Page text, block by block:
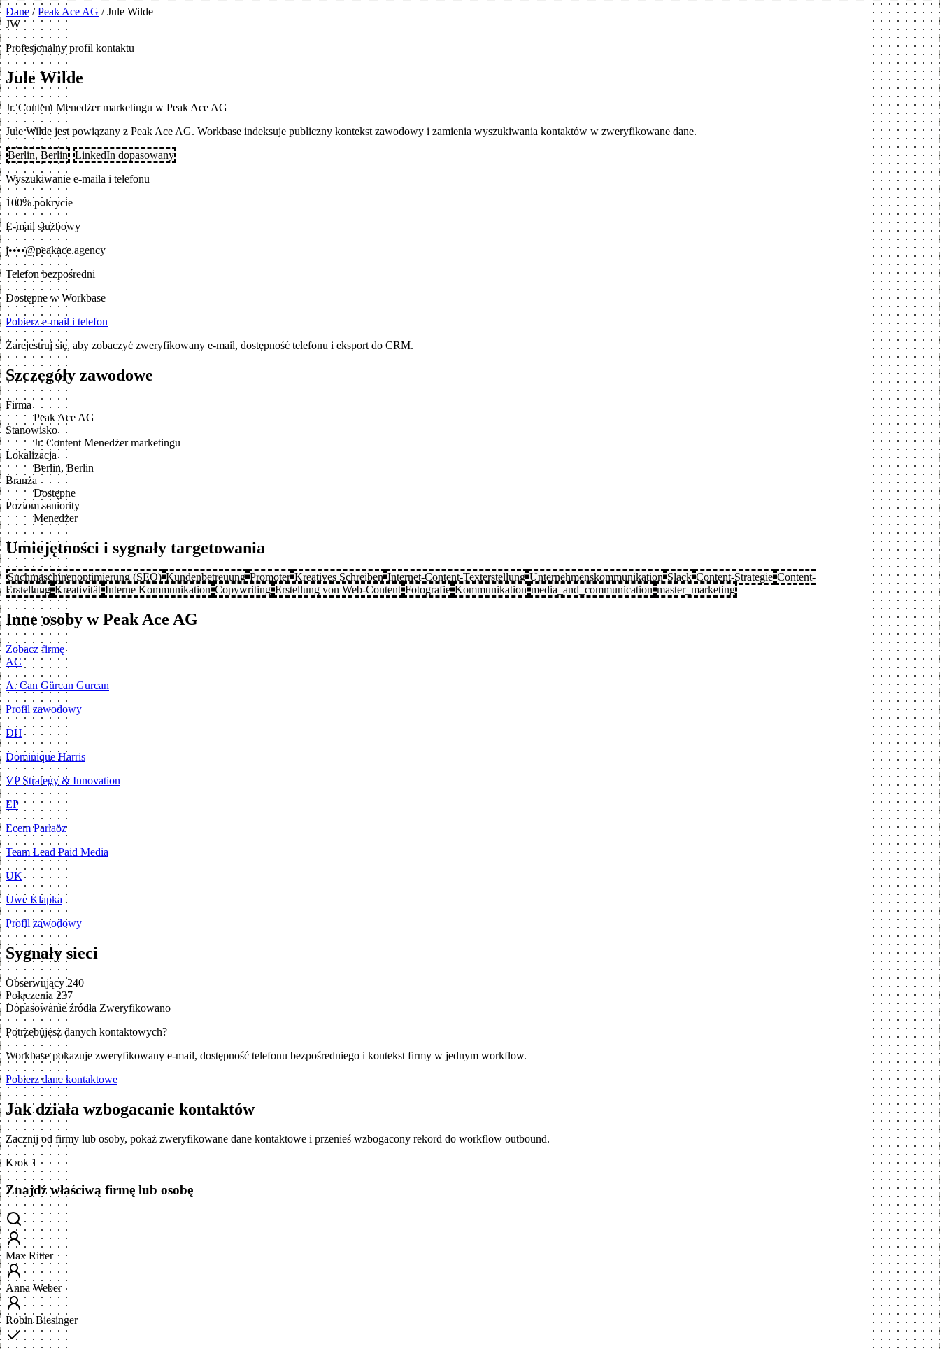
Dane / Peak Ace AG / Jule Wilde
JW
Profesjonalny profil kontaktu
Jule Wilde
Jr. Content Menedżer marketingu w Peak Ace AG
Jule Wilde jest powiązany z Peak Ace AG. Workbase indeksuje publiczny kontekst zawodowy i zamienia wyszukiwania kontaktów w zweryfikowane dane.
Berlin, Berlin
LinkedIn dopasowany
Wyszukiwanie e-maila i telefonu
100% pokrycie
E-mail służbowy
j••••@peakace.agency
Telefon bezpośredni
Dostępne w Workbase
Pobierz e-mail i telefon
Zarejestruj się, aby zobaczyć zweryfikowany e-mail, dostępność telefonu i eksport do CRM.
Szczegóły zawodowe
Firma
Peak Ace AG
Stanowisko
Jr. Content Menedżer marketingu
Lokalizacja
Berlin, Berlin
Branża
Dostępne
Poziom seniority
Menedżer
Umiejętności i sygnały targetowania
Suchmaschinenoptimierung (SEO) Kundenbetreuung Promoter Kreatives Schreiben Internet-Content-Texterstellung Unternehmenskommunikation Slack Content-Strategie Content-
Erstellung Kreativität Interne Kommunikation Copywriting Erstellung von Web-Content Fotografie Kommunikation media_and_communication master_marketing
Inne osoby w Peak Ace AG
Zobacz firmę
AC
A. Can Gürcan Gurcan
Profil zawodowy
DH
Dominique Harris
VP Strategy & Innovation
EP
Ecem Parlaöz
Team Lead Paid Media
UK
Uwe Klapka
Profil zawodowy
Sygnały sieci
Obserwujący 240
Połączenia 237
Dopasowanie źródła Zweryfikowano
Potrzebujesz danych kontaktowych?
Workbase pokazuje zweryfikowany e-mail, dostępność telefonu bezpośredniego i kontekst firmy w jednym workflow.
Pobierz dane kontaktowe
Jak działa wzbogacanie kontaktów
Zacznij od firmy lub osoby, pokaż zweryfikowane dane kontaktowe i przenieś wzbogacony rekord do workflow outbound.
Krok 1
Znajdź właściwą firmę lub osobę
Max Ritter
Anna Weber
Robin Biesinger